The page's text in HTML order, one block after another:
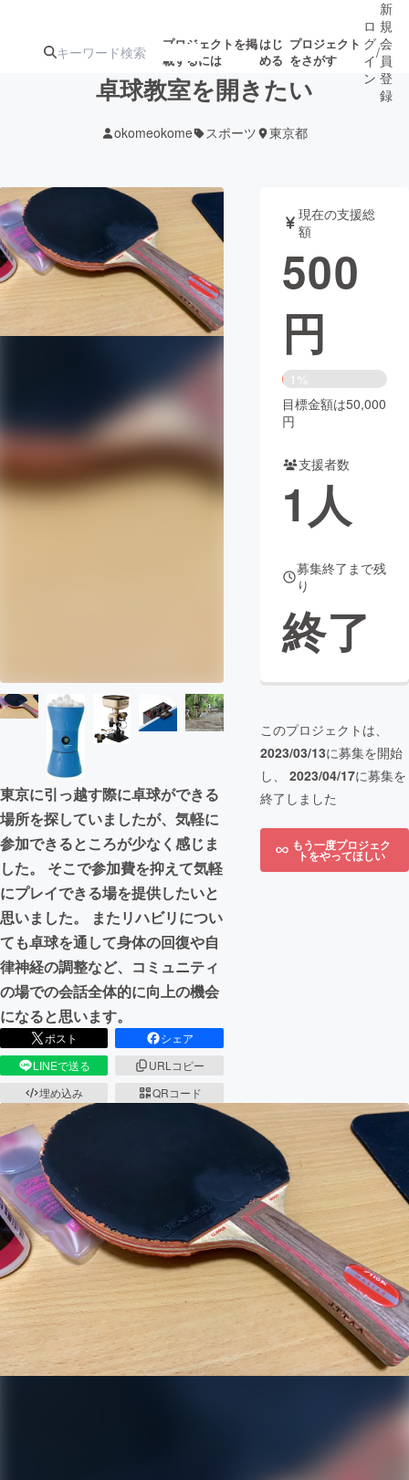
プロジェクトを掲
載するには
はじ
める
プロジェクト
をさがす
アート・写真
テクノロジー・ガジェット ゲーム・サ
ビジネス・起業 チャレンジ
まちづくり・地域活性化
CAMPFIRE for Social Good CAMPFIRE Creation
コミュニティ
ロ
グ
イ
ン
/
新
規
会
員
登
録
卓球教室を開きたい
okomeokome スポーツ 東京都
東京に引っ越す際に卓球ができる
場所を探していましたが、気軽に
参加できるところが少なく感じま
した。 そこで参加費を抑えて気軽
にプレイできる場を提供したいと
思いました。 またリハビリについ
ても卓球を通して身体の回復や自
律神経の調整など、コミュニティ
の場での会話全体的に向上の機会
になると思います。
ポスト
シェア
LINEで送る
URLコピー
埋め込み
QRコード
現在の支援総
額
500
円
1%
目標金額は50,000
円
支援者数
1人
募集終了まで残
り
終了
このプロジェクトは、
2023/03/13に募集を開始
し、 2023/04/17に募集を
終了しました
もう一度プロジェク
トをやってほしい